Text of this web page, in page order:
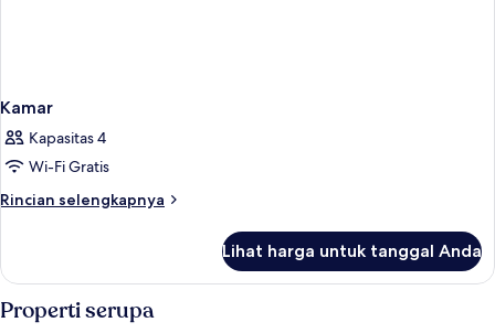
Kamar
Kapasitas 4
Wi-Fi Gratis
Rincian selengkapnya
Rincian
Kamar
Lihat harga untuk tanggal Anda
Properti serupa